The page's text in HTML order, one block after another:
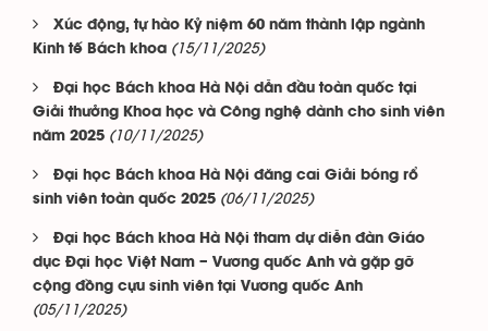
Xúc động, tự hào Kỷ niệm 60 năm thành lập ngành
Kinh tế Bách khoa (15/11/2025)
Đại học Bách khoa Hà Nội dẫn đầu toàn quốc tại
Giải thưởng Khoa học và Công nghệ dành cho sinh viên
năm 2025 (10/11/2025)
Đại học Bách khoa Hà Nội đăng cai Giải bóng rổ
sinh viên toàn quốc 2025 (06/11/2025)
Đại học Bách khoa Hà Nội tham dự diễn đàn Giáo
dục Đại học Việt Nam – Vương quốc Anh và gặp gỡ
cộng đồng cựu sinh viên tại Vương quốc Anh
(05/11/2025)